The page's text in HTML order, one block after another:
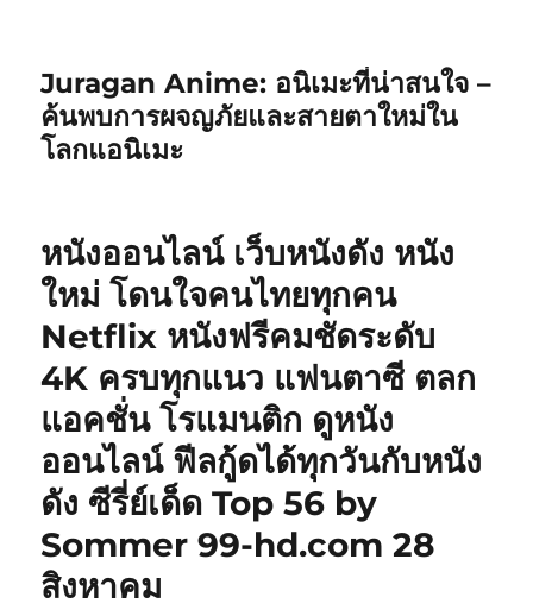
Juragan Anime: อนิเมะที่น่าสนใจ –
ค้นพบการผจญภัยและสายตาใหม่ใน
โลกแอนิเมะ
หนังออนไลน์ เว็บหนังดัง หนัง
ใหม่ โดนใจคนไทยทุกคน
Netflix หนังฟรีคมชัดระดับ
4K ครบทุกแนว แฟนตาซี ตลก
แอคชั่น โรแมนติก ดูหนัง
ออนไลน์ ฟีลกู้ดได้ทุกวันกับหนัง
ดัง ซีรี่ย์เด็ด Top 56 by
Sommer 99-hd.com 28
สิงหาคม